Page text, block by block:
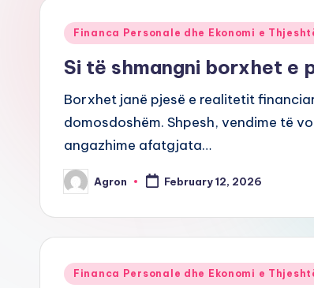
Posted
Financa Personale dhe Ekonomi e
Si të shmangni borxhet e
Borxhet janë pjesë e realitetit
domosdoshëm. Shpesh, vendime të
angazhime afatgjata…
Posted
by
Agron February 12, 2026
Posted
Financa Personale dhe Ekonomi e